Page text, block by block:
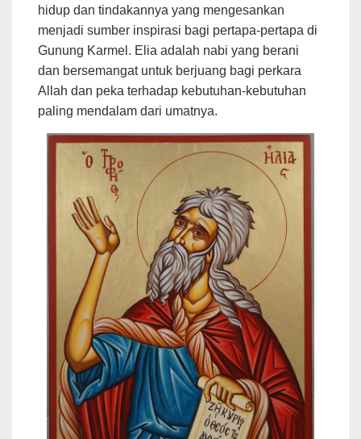
hidup dan tindakannya yang mengesankan
menjadi sumber inspirasi bagi pertapa-pertapa di
Gunung Karmel. Elia adalah nabi yang berani
dan bersemangat untuk berjuang bagi perkara
Allah dan peka terhadap kebutuhan-kebutuhan
paling mendalam dari umatnya.